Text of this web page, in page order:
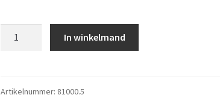
-
In winkelmand
Artikelnummer: 81000.5